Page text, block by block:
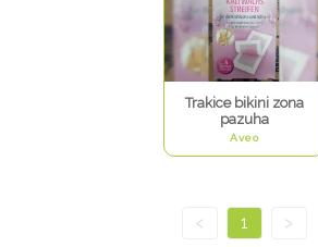
Trakice bikini zona
pazuha
Aveo
< 1 >